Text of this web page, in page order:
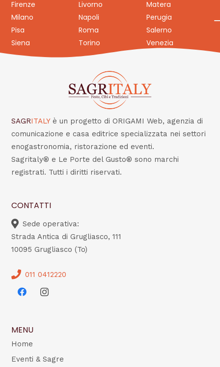
Firenze
Livorno
Matera
Milano
Napoli
Perugia
Pisa
Roma
Salerno
Siena
Torino Venezia
SAGRITALY è un progetto di ORIGAMI Web, agenzia di
comunicazione e casa editrice specializzata nei settori
enogastronomia, ristorazione ed eventi.
Sagritaly® e Le Porte del Gusto® sono marchi
registrati. Tutti i diritti riservati.
CONTATTI
Sede operativa:
Strada Antica di Grugliasco, 111
10095 Grugliasco (To)
011 0412220
MENU
Home
Eventi & Sagre